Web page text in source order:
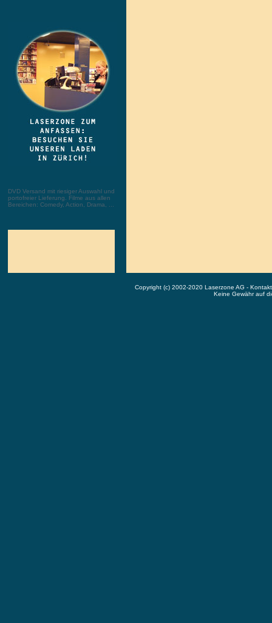
DVD Versand mit riesiger Auswahl und
portofreier Lieferung. Filme aus allen
Bereichen: Comedy, Action, Drama, ...
Copyright (c) 2002-2020 Laserzone AG -
Keine Gewähr auf